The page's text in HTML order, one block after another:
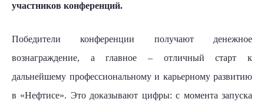
участников конференций.
Победители конференции получают денежное
вознаграждение, а главное – отличный старт к
дальнейшему профессиональному и карьерному развитию
в «Нефтисе». Это доказывают цифры: с момента запуска